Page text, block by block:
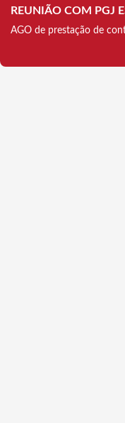
REUNIÃO COM PGJ
AGO de prestação de